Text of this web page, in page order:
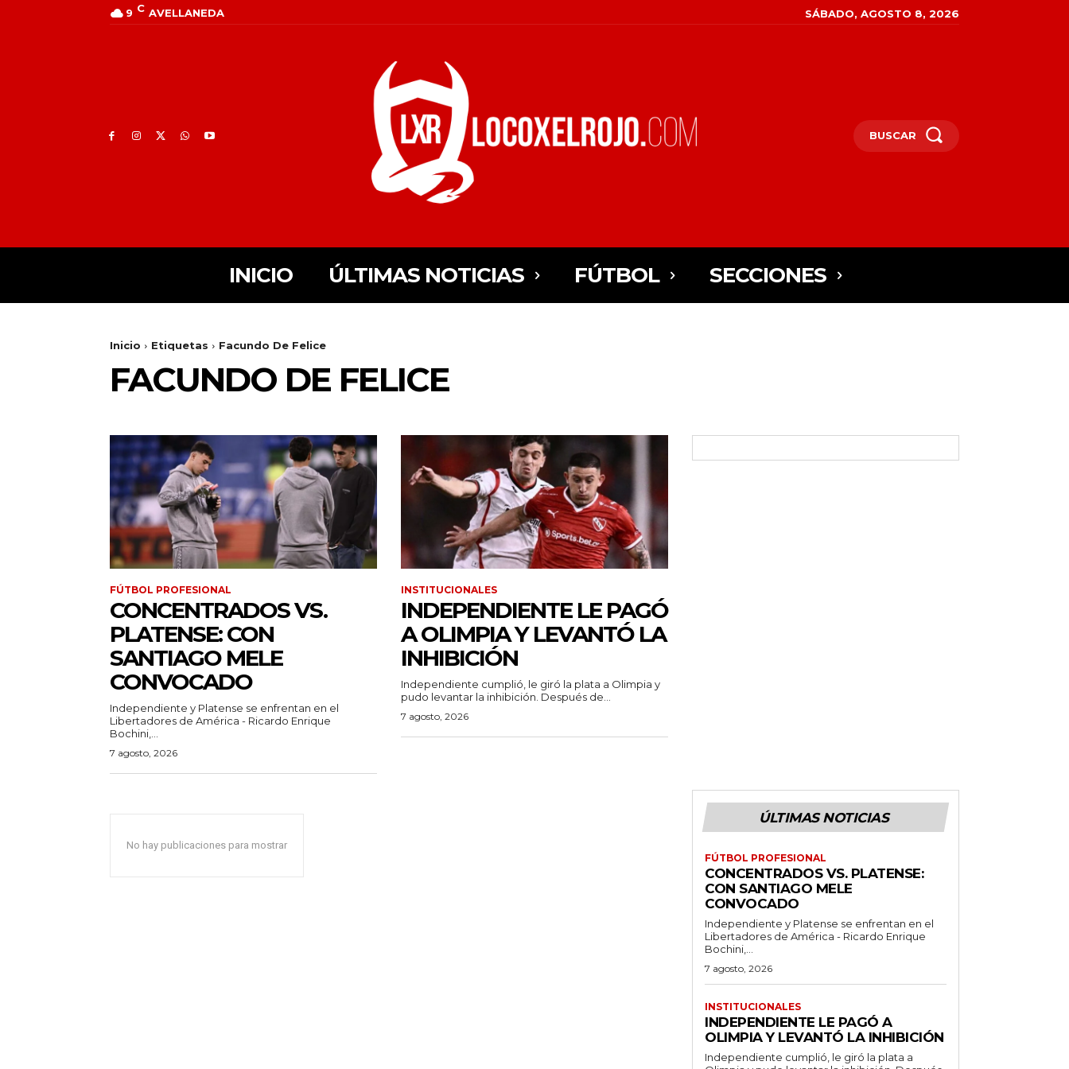
9 C AVELLANEDA SÁBADO, AGOSTO 8, 2026
BUSCAR
INICIO ÚLTIMAS NOTICIAS FÚTBOL SECCIONES
Inicio Etiquetas Facundo De Felice
FACUNDO DE FELICE
FÚTBOL PROFESIONAL
CONCENTRADOS VS.
PLATENSE: CON
SANTIAGO MELE
CONVOCADO
Independiente y Platense se enfrentan en el
Libertadores de América - Ricardo Enrique
Bochini,...
7 agosto, 2026
INSTITUCIONALES
INDEPENDIENTE LE PAGÓ
A OLIMPIA Y LEVANTÓ LA
INHIBICIÓN
Independiente cumplió, le giró la plata a Olimpia y
pudo levantar la inhibición. Después de...
7 agosto, 2026
No hay publicaciones para mostrar
ÚLTIMAS NOTICIAS
FÚTBOL PROFESIONAL
CONCENTRADOS VS. PLATENSE:
CON SANTIAGO MELE
CONVOCADO
Independiente y Platense se enfrentan en el
Libertadores de América - Ricardo Enrique
Bochini,...
7 agosto, 2026
INSTITUCIONALES
INDEPENDIENTE LE PAGÓ A
OLIMPIA Y LEVANTÓ LA INHIBICIÓN
Independiente cumplió, le giró la plata a